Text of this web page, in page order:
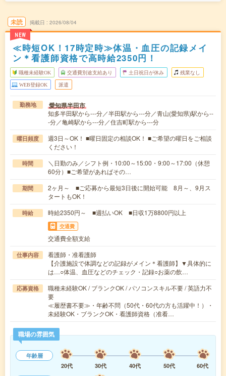
未読
NEW
掲載日 2026/08/04
≪時短OK！17時定時≫体温・血圧の記録メイ
ン＊看護師資格で高時給2350円！
職種未経験OK 交通費別途支給あり 土日祝日が休み 残業なし
WEB登録OK 派遣
勤務地 愛知県半田市
知多半田駅から---分／半田駅から---分／青山(愛知県)駅から--
-分／亀崎駅から---分／住吉町駅から---分
曜日頻度
週3日～OK！ ■曜日固定の相談OK！ ■ご希望の曜日をご相談
ください！
時間
＼日勤のみ／シフト例・10:00～15:00・9:00～17:00（休憩
60分）■ご希望があればその…
期間
2ヶ月～ ■ご応募から最短3日後に開始可能 8月～、9月ス
タートもOK！
時給 時給2350円～ ■週払いOK ■日収1万8800円以上
交通費
交通費全額支給
仕事内容
看護師・准看護師
【介護施設で体調などの記録がメイン＊看護師】▼具体的に
は…○体温、血圧などのチェック・記録○お薬の飲…
応募資格
職種未経験OK / ブランクOK / パソコンスキル不要 / 英語力不
要
≪履歴書不要≫・年齢不問（50代・60代の方も活躍中！）・
未経験OK・ブランクOK・看護師資格（准看…
職場の雰囲気
年齢層
20代
30代 40代 50代
60代